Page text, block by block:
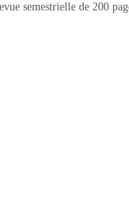
semestrielle de 200